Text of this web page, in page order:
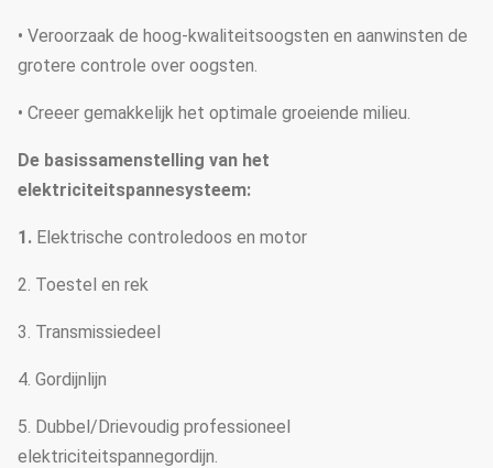
• Veroorzaak de hoog-kwaliteitsoogsten en aanwinsten de
grotere controle over oogsten.
• Creeer gemakkelijk het optimale groeiende milieu.
De basissamenstelling van het
elektriciteitspannesysteem:
1. Elektrische controledoos en motor
2. Toestel en rek
3. Transmissiedeel
4. Gordijnlijn
5. Dubbel/Drievoudig professioneel
elektriciteitspannegordijn.